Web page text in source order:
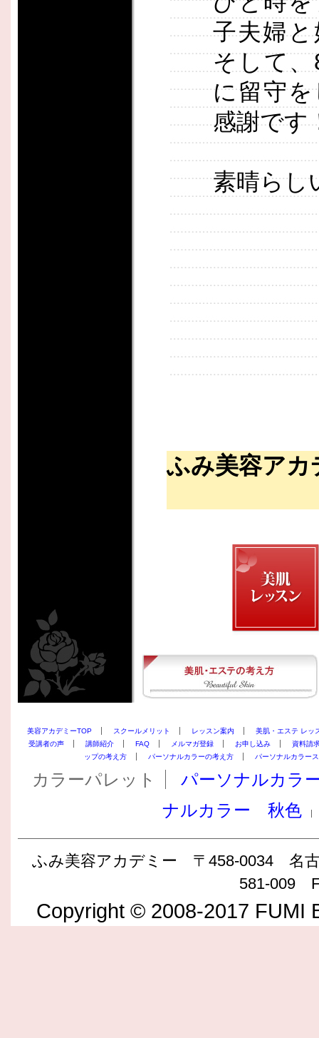
子夫婦
そして
に留守
感謝です
素晴ら
ふみ美容アカ
美容アカデミーTOP スクールメリット レッスン案内
美肌・エステ レッ
受講者の声
講師紹介 FAQ メルマガ登録 お申し込み
資料請
ップの考え方
パーソナルカラーの考え方 パーソナルカラー
カラーパレット
パーソナルカラ
ナルカラー 秋色
ふみ美容アカデミー 〒458-0034 名
581-009
Copyright © 2008-2017 FUMI